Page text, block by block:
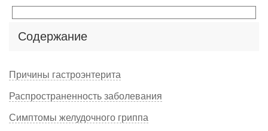
Содержание
Причины гастроэнтерита
Распространенность заболевания
Симптомы желудочного гриппа